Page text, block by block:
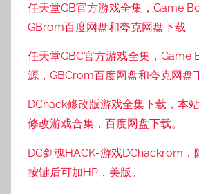
任天堂GB官方游戏全集，Game
GBrom百度网盘和夸克网盘下载
任天堂GBC官方游戏全集，Game
源，GBCrom百度网盘和夸克网盘
DChack修改版游戏全集下载，本
修改游戏合集，百度网盘下载。
DC剑魂HACK-游戏DChackrom，
按键后可加HP，美版。